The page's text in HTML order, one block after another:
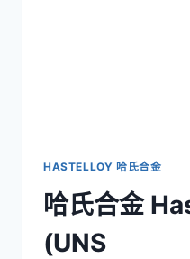
HASTELLOY 哈氏合金
哈氏合金
(UNS